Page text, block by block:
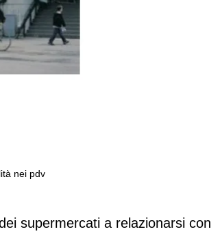
nei pdv
di persone con
supermercati a relazionarsi con